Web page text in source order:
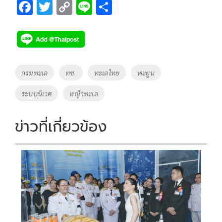
F
e
b
o
o
k
T
tt
er
C
p
y
Li
n
k
Li
Tags
กรมทะเล ทช. ทะเลไทย พะยูน
ระบบนิเวศ หญ็าทะเล
ข่าวที่เกี่ยวข้อง